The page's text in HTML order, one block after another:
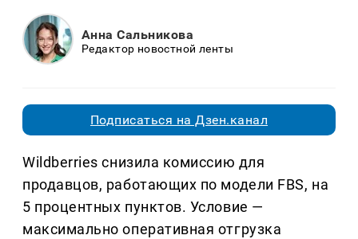
Анна Сальникова
Редактор новостной ленты
Подписаться на Дзен.канал
Wildberries снизила комиссию для
продавцов, работающих по модели FBS, на
5 процентных пунктов. Условие —
максимально оперативная отгрузка